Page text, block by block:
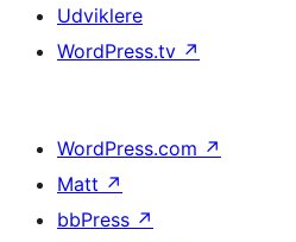
Udviklere
WordPress.tv ↗
WordPress.com ↗
Matt ↗
bbPress ↗